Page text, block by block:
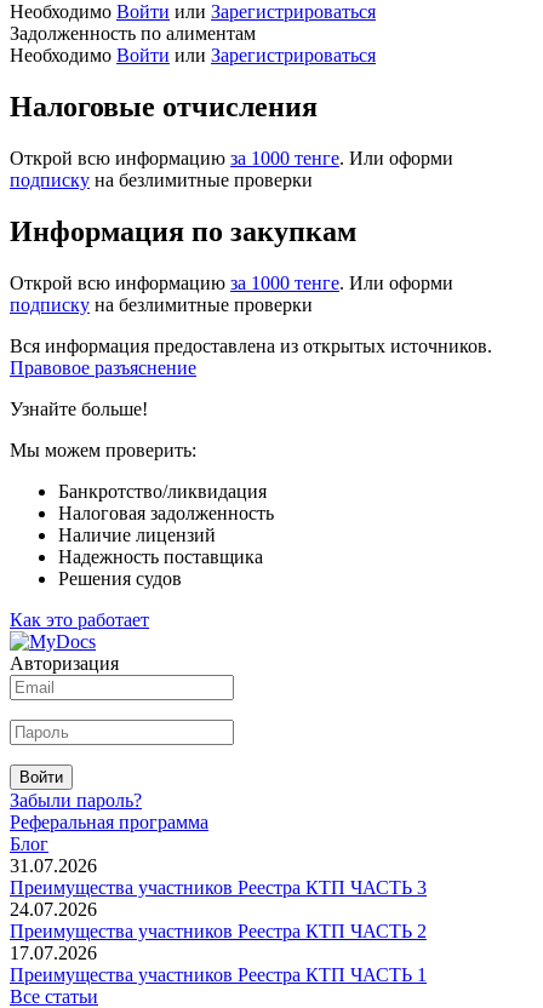
Необходимо Войти или Зарегистрироваться
Задолженность по алиментам
Необходимо Войти или Зарегистрироваться
Налоговые отчисления
Открой всю информацию за 1000 тенге. Или оформи
подписку на безлимитные проверки
Информация по закупкам
Открой всю информацию за 1000 тенге. Или оформи
подписку на безлимитные проверки
Вся информация предоставлена из открытых источников.
Правовое разъяснение
Узнайте больше!
Мы можем проверить:
Банкротство/ликвидация
Налоговая задолженность
Наличие лицензий
Надежность поставщика
Решения судов
Как это работает
Авторизация
Войти
Забыли пароль?
Реферальная программа
Блог
31.07.2026
Преимущества участников Реестра КТП ЧАСТЬ 3
24.07.2026
Преимущества участников Реестра КТП ЧАСТЬ 2
17.07.2026
Преимущества участников Реестра КТП ЧАСТЬ 1
Все статьи